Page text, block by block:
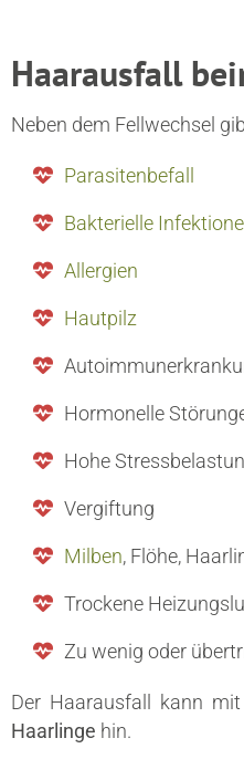
Haarausfall
Neben dem Fellwechsel
Parasitenbefall
Bakterielle
Allergien
Hautpilz
Hormonelle
Hohe
Vergiftung
Milben, Flöhe,
Trockene
Zu wenig oder
Der Haarausfall kann
Haarlinge hin.